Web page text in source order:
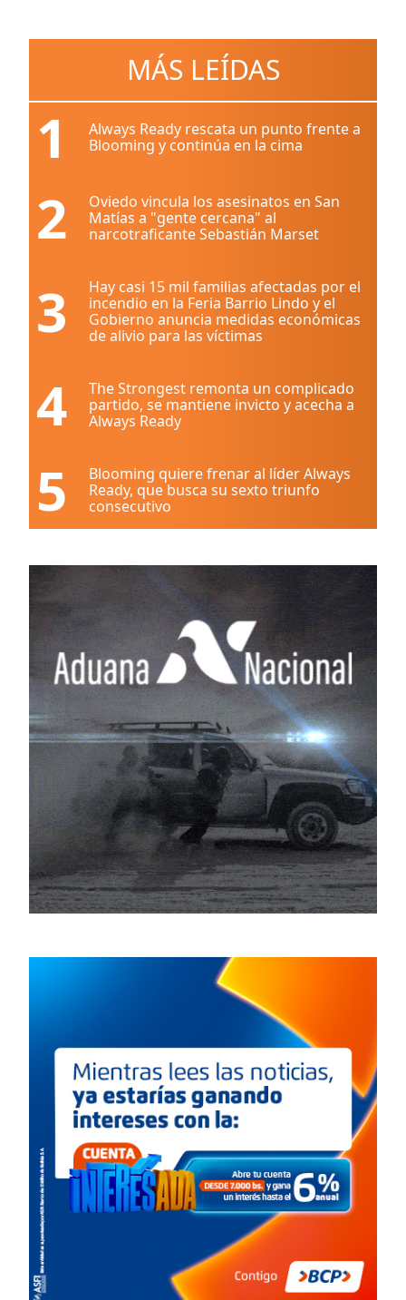
MÁS LEÍDAS
1
Always Ready rescata un punto frente a
Blooming y continúa en la cima
2
Oviedo vincula los asesinatos en San
Matías a "gente cercana" al
narcotraficante Sebastián Marset
3
Hay casi 15 mil familias afectadas por el
incendio en la Feria Barrio Lindo y el
Gobierno anuncia medidas económicas
de alivio para las víctimas
4
The Strongest remonta un complicado
partido, se mantiene invicto y acecha a
Always Ready
5
Blooming quiere frenar al líder Always
Ready, que busca su sexto triunfo
consecutivo